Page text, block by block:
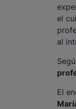
el
al
El